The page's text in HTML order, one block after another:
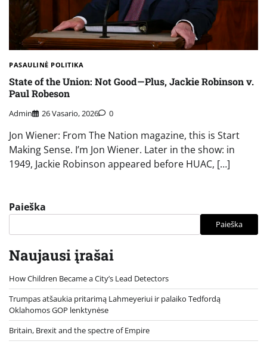
PASAULINĖ POLITIKA
State of the Union: Not Good—Plus, Jackie Robinson v.
Paul Robeson
Admin 26 Vasario, 2026 0
Jon Wiener: From The Nation magazine, this is Start
Making Sense. I’m Jon Wiener. Later in the show: in
1949, Jackie Robinson appeared before HUAC, […]
Paieška
Paieška
Naujausi įrašai
How Children Became a City’s Lead Detectors
Trumpas atšaukia pritarimą Lahmeyeriui ir palaiko Tedfordą
Oklahomos GOP lenktynėse
Britain, Brexit and the spectre of Empire